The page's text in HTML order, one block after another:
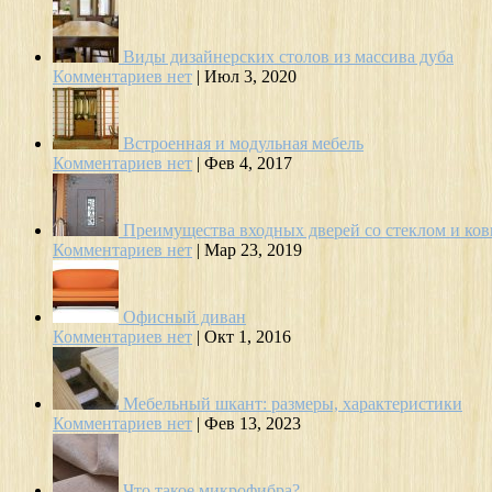
Виды дизайнерских столов из массива дуба
Комментариев нет | Июл 3, 2020
Встроенная и модульная мебель
Комментариев нет | Фев 4, 2017
Преимущества входных дверей со стеклом и
Комментариев нет | Мар 23, 2019
Офисный диван
Комментариев нет | Окт 1, 2016
Мебельный шкант: размеры, характеристики
Комментариев нет | Фев 13, 2023